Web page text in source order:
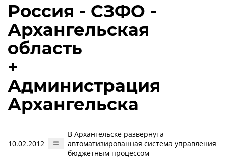
Россия - СЗФО -
Архангельская
область
+
Администрация
Архангельска
10.02.2012
В Архангельске развернута
автоматизированная система управления
бюджетным процессом